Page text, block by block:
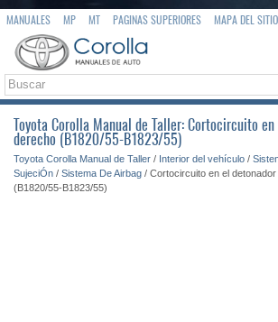
MANUALES MP MT PAGINAS SUPERIORES MAPA DEL SITIO
Toyota Corolla Manual de Taller: Cortocircuito
derecho (B1820/55-B1823/55)
Toyota Corolla Manual de Taller / Interior del vehículo /
SujeciÓn / Sistema De Airbag / Cortocircuito en el
(B1820/55-B1823/55)